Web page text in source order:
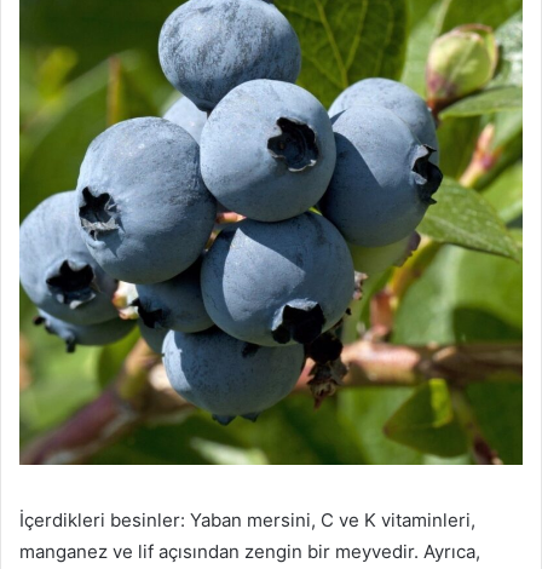
İçerdikleri besinler: Yaban mersini, C ve K vitaminleri,
manganez ve lif açısından zengin bir meyvedir. Ayrıca,